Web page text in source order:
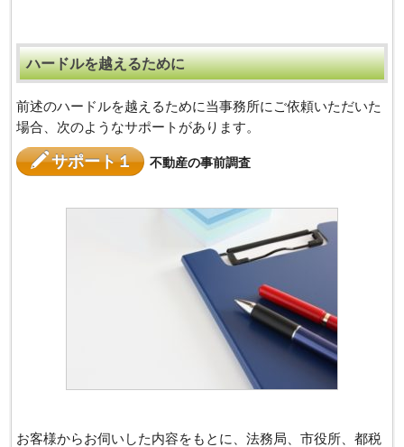
ハードルを越えるために
前述のハードルを越えるために当事務所にご依頼いただいた
場合、次のようなサポートがあります。
サポート１ 不動産の事前調査
お客様からお伺いした内容をもとに、法務局、市役所、都税